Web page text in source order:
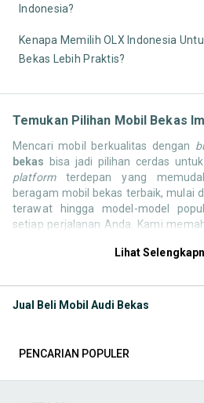
Indonesia?
Kenapa Memilih OLX Indonesia
Bekas Lebih Praktis?
Temukan Pilihan Mobil Bekas
Mencari mobil berkualitas dengan
bekas bisa jadi pilihan cerdas
platformterdepan yang
beragam mobil bekas terbaik, mulai
terawat hingga model-model
setiap perjalanan Anda. Kami
ribuan daftar dari penjual
dengan gaya hidup, kebutuhan, dan
Memilih mobil bekasyang tepat
berkelas, atau mobil kota yang irit
Lihat
Jual Beli Mobil Audi Bekas
PENCARIAN POPULER